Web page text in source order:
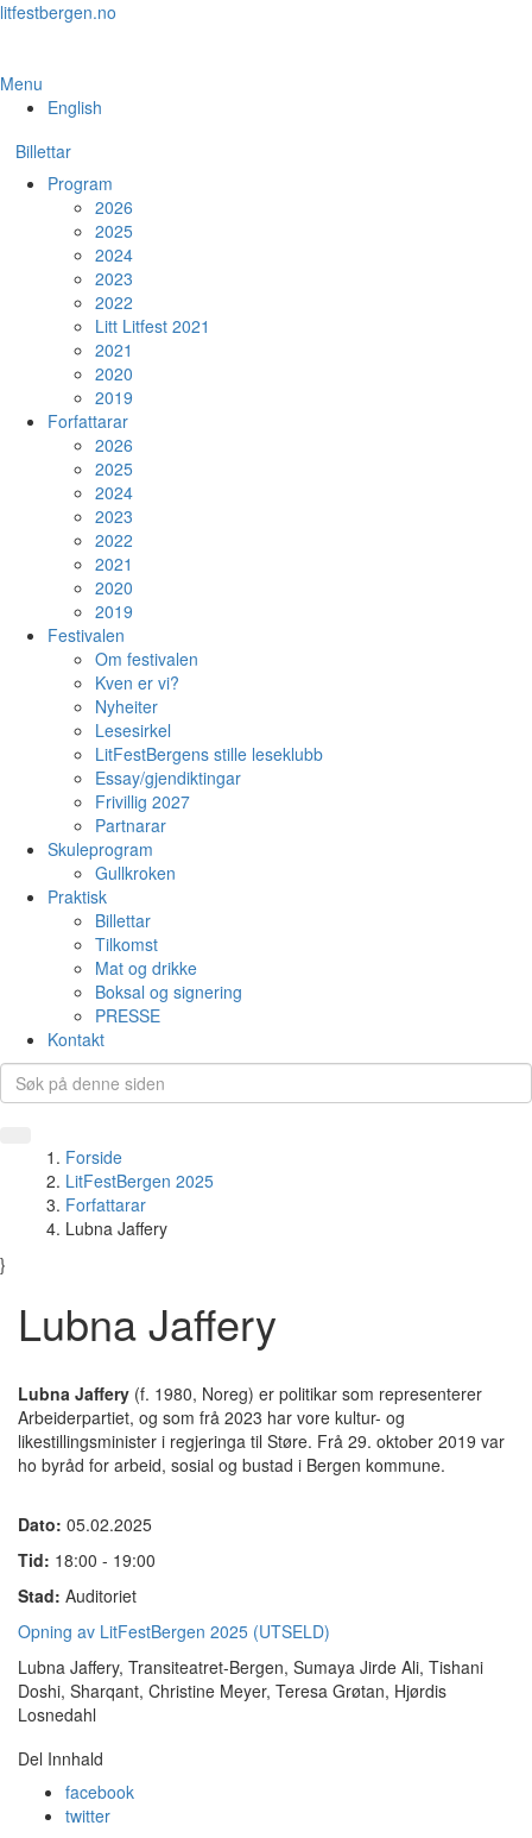
Skip
content
litfestbergen.no
Menu
English
Billettar
Program
2026
2025
2024
2023
2022
Litt Litfest 2021
2021
2020
2019
Forfattarar
2026
2025
2024
2023
2022
2021
2020
2019
Festivalen
Om festivalen
Kven er vi?
Nyheiter
Lesesirkel
LitFestBergens stille leseklubb
Essay/gjendiktingar
Frivillig 2027
Partnarar
Skuleprogram
Gullkroken
Praktisk
Billettar
Tilkomst
Mat og drikke
Boksal og signering
PRESSE
Kontakt
Forside
LitFestBergen 2025
Forfattarar
Lubna Jaffery
}
Lubna Jaffery
Lubna Jaffery (f. 1980, Noreg) er politikar som representerer
Arbeiderpartiet, og som frå 2023 har vore kultur- og
likestillingsminister i regjeringa til Støre. Frå 29. oktober 2019 var
ho byråd for arbeid, sosial og bustad i Bergen kommune.
Dato: 05.02.2025
Tid: 18:00 - 19:00
Stad: Auditoriet
Opning av LitFestBergen 2025 (UTSELD)
Lubna Jaffery, Transiteatret-Bergen, Sumaya Jirde Ali, Tishani
Doshi, Sharqant, Christine Meyer, Teresa Grøtan, Hjørdis
Losnedahl
Del Innhald
facebook
twitter